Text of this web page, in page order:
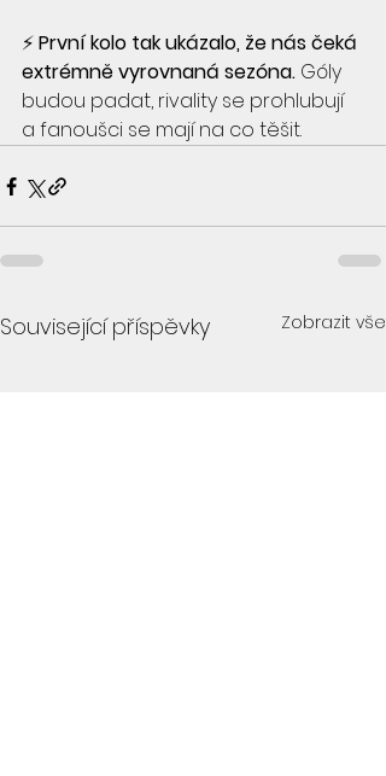
⚡ První kolo tak ukázalo, že nás čeká
extrémně vyrovnaná sezóna. Góly
budou padat, rivality se prohlubují
a fanoušci se mají na co těšit.
Související příspěvky Zobrazit vše